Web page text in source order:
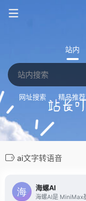
站内
网址搜索 精品推荐
ai文字转语音
海螺AI